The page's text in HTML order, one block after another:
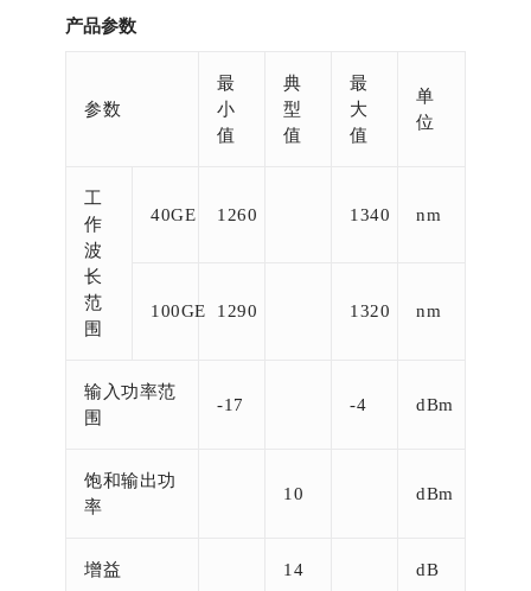
产品参数
参数
最
小
值
典
型
值
最
大
值
单
位
工
作
波
长
范
围
40GE 1260 1340 nm
100GE 1290 1320 nm
输入功率范
围
-17 -4 dBm
饱和输出功
率
10 dBm
增益 14 dB